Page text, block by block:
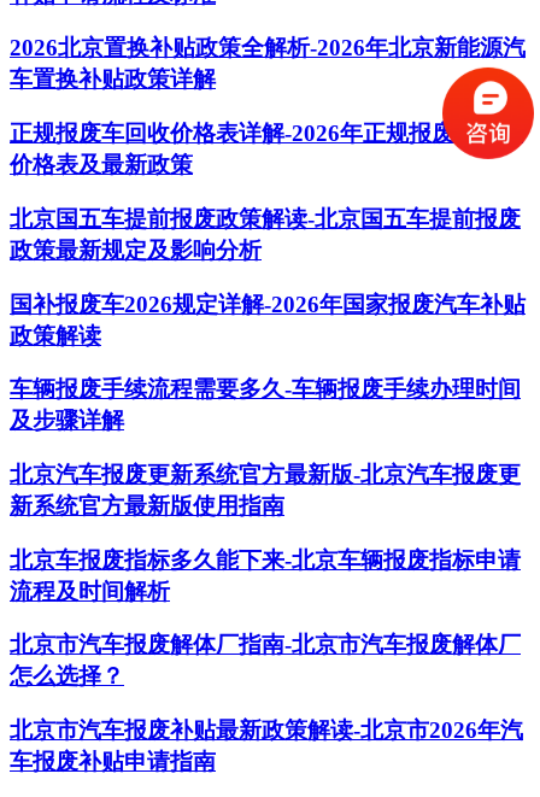
2026北京置换补贴政策全解析-2026年北京新能源汽
车置换补贴政策详解
正规报废车回收价格表详解-2026年正规报废车回收
价格表及最新政策
北京国五车提前报废政策解读-北京国五车提前报废
政策最新规定及影响分析
国补报废车2026规定详解-2026年国家报废汽车补贴
政策解读
车辆报废手续流程需要多久-车辆报废手续办理时间
及步骤详解
北京汽车报废更新系统官方最新版-北京汽车报废更
新系统官方最新版使用指南
北京车报废指标多久能下来-北京车辆报废指标申请
流程及时间解析
北京市汽车报废解体厂指南-北京市汽车报废解体厂
怎么选择？
北京市汽车报废补贴最新政策解读-北京市2026年汽
车报废补贴申请指南